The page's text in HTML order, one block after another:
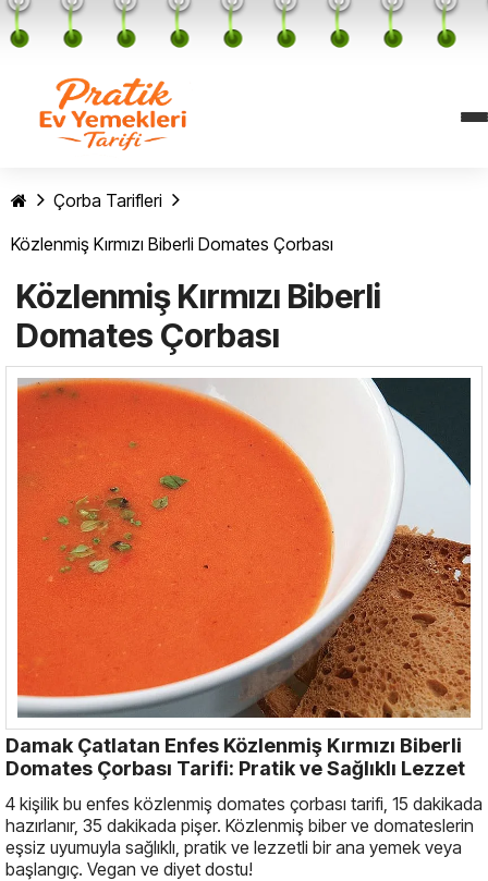
Çorba Tarifleri
Közlenmiş Kırmızı Biberli Domates Çorbası
Közlenmiş Kırmızı Biberli
Domates Çorbası
Damak Çatlatan Enfes Közlenmiş Kırmızı Biberli
Domates Çorbası Tarifi: Pratik ve Sağlıklı Lezzet
4 kişilik bu enfes közlenmiş domates çorbası tarifi, 15 dakikada
hazırlanır, 35 dakikada pişer. Közlenmiş biber ve domateslerin
eşsiz uyumuyla sağlıklı, pratik ve lezzetli bir ana yemek veya
başlangıç. Vegan ve diyet dostu!